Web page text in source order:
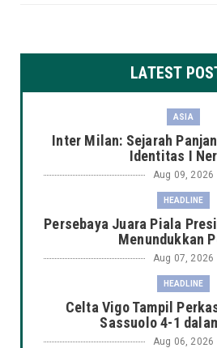
LATEST
ASIA
Inter Milan: Sejarah
Identitas I
Aug 09, 2026
HEADLINE
Persebaya Juara Piala
Menundukkan
Aug 07, 2026
HEADLINE
Celta Vigo Tampil
Sassuolo 4-1
Aug 06, 2026